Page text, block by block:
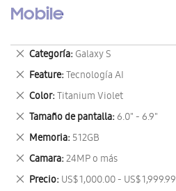
Mobile
Categoría Galaxy S
Eliminar
este
artículo
Feature Tecnología AI
Eliminar
este
artículo
Color Titanium Violet
Eliminar
este
artículo
Tamaño de pantalla 6.0" - 6.9"
Eliminar
este
artículo
Memoria 512GB
Eliminar
este
artículo
Camara 24MP o más
Eliminar
este
artículo
Precio US$ 1,000.00 - US$ 1,999.99
Eliminar